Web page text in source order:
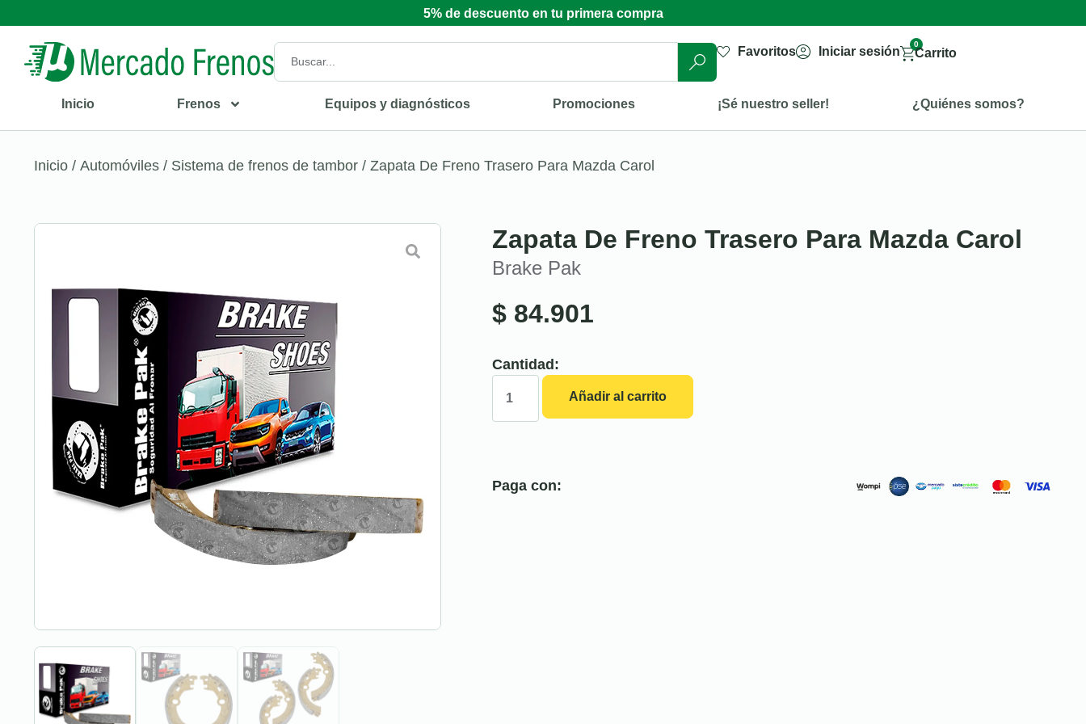
5% de descuento en tu primera compra
Favoritos Iniciar sesión
0
Carrito
Inicio Frenos Equipos y diagnósticos Promociones ¡Sé nuestro seller! ¿Quiénes somos?
Inicio / Automóviles / Sistema de frenos de tambor / Zapata De Freno Trasero Para Mazda Carol
Zapata De Freno Trasero Para Mazda Carol
Brake Pak
$ 84.901
Cantidad:
Añadir al carrito
Paga con: